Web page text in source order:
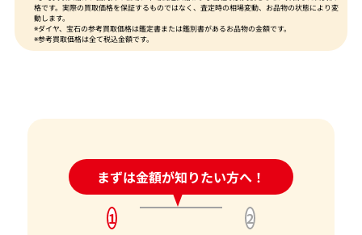
格です。実際の買取価格を保証するものではなく、査定時の相場変動、お品物の状態により変
動します。
※ダイヤ、宝石の参考買取価格は鑑定書または鑑別書があるお品物の金額です。
※参考買取価格は全て税込金額です。
まずは金額が知りたい方へ！
24時間受付中!問い合わせフォーム
1
2